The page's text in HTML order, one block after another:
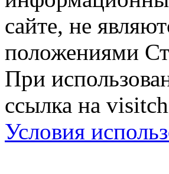
сайте, не
положениями
При
ссылка на
Условия